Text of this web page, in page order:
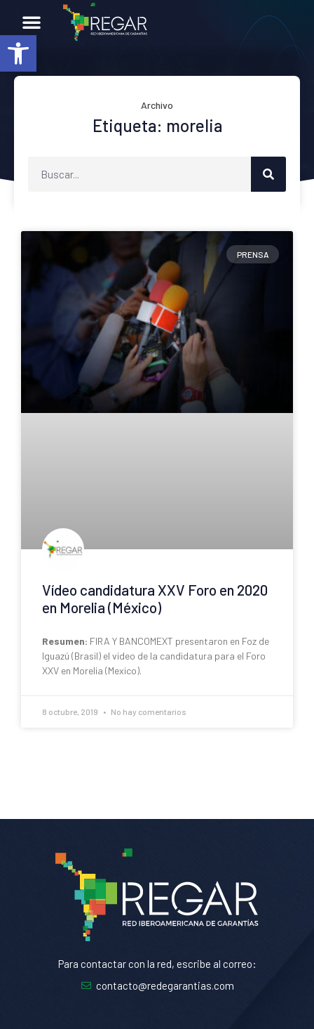
Abrir barra de herramientas
Archivo
Etiqueta: morelia
PRENSA
Vídeo candidatura XXV Foro en 2020
en Morelia (México)
Resumen: FIRA Y BANCOMEXT presentaron en Foz de
Iguazú (Brasil) el video de la candidatura para el Foro
XXV en Morelia (Mexico).
8 octubre, 2019 No hay comentarios
Para contactar con la red, escribe al correo:
contacto@redegarantias.com